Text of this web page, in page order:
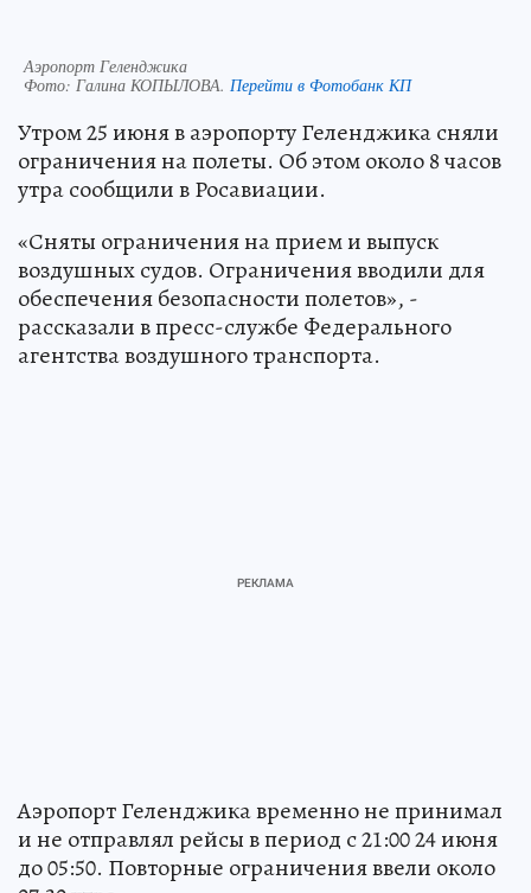
Аэропорт Геленджика
Фото: Галина КОПЫЛОВА. Перейти в Фотобанк КП
Утром 25 июня в аэропорту Геленджика сняли
ограничения на полеты. Об этом около 8 часов
утра сообщили в Росавиации.
«Сняты ограничения на прием и выпуск
воздушных судов. Ограничения вводили для
обеспечения безопасности полетов», -
рассказали в пресс-службе Федерального
агентства воздушного транспорта.
Аэропорт Геленджика временно не принимал
и не отправлял рейсы в период с 21:00 24 июня
до 05:50. Повторные ограничения ввели около